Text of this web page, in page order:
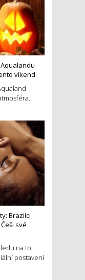
víkend
Brazilci
své
na to,
postavení